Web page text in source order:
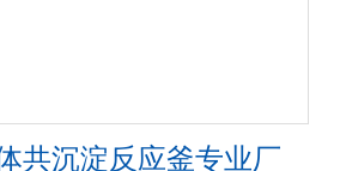
共沉淀反应釜专业厂